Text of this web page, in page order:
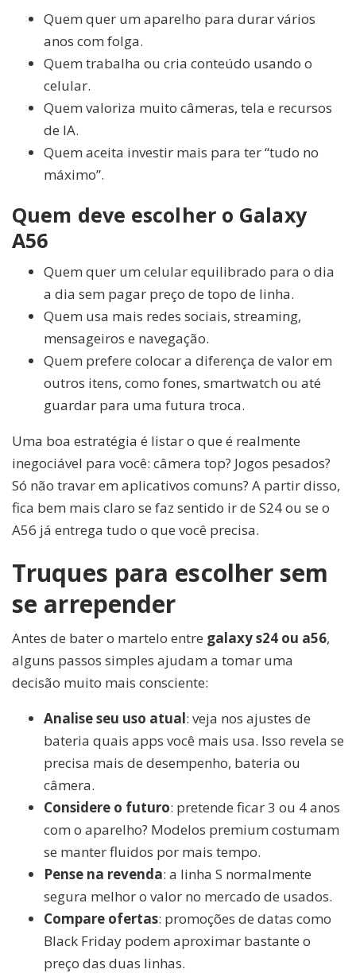
Quem quer um aparelho para durar vários
anos com folga.
Quem trabalha ou cria conteúdo usando o
celular.
Quem valoriza muito câmeras, tela e recursos
de IA.
Quem aceita investir mais para ter “tudo no
máximo”.
Quem deve escolher o Galaxy
A56
Quem quer um celular equilibrado para o dia
a dia sem pagar preço de topo de linha.
Quem usa mais redes sociais, streaming,
mensageiros e navegação.
Quem prefere colocar a diferença de valor em
outros itens, como fones, smartwatch ou até
guardar para uma futura troca.
Uma boa estratégia é listar o que é realmente
inegociável para você: câmera top? Jogos pesados?
Só não travar em aplicativos comuns? A partir disso,
fica bem mais claro se faz sentido ir de S24 ou se o
A56 já entrega tudo o que você precisa.
Truques para escolher sem
se arrepender
Antes de bater o martelo entre galaxy s24 ou a56,
alguns passos simples ajudam a tomar uma
decisão muito mais consciente:
Analise seu uso atual: veja nos ajustes de
bateria quais apps você mais usa. Isso revela se
precisa mais de desempenho, bateria ou
câmera.
Considere o futuro: pretende ficar 3 ou 4 anos
com o aparelho? Modelos premium costumam
se manter fluidos por mais tempo.
Pense na revenda: a linha S normalmente
segura melhor o valor no mercado de usados.
Compare ofertas: promoções de datas como
Black Friday podem aproximar bastante o
preço das duas linhas.